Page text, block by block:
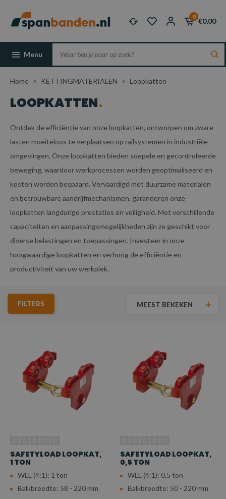
0
€0,00
Menu
Home KETTINGMATERIALEN Loopkatten
LOOPKATTEN
Ontdek de efficiëntie van onze loopkatten, ontworpen om zware
lasten moeiteloos te verplaatsen op railsystemen in industriële
omgevingen. Onze loopkatten bieden soepele en gecontroleerde
beweging, waardoor werkprocessen worden geoptimaliseerd en
kosten worden bespaard. Vervaardigd met duurzame materialen
en betrouwbare aandrijfmechanismen, garanderen onze
loopkatten langdurige prestaties en veiligheid. Met verschillende
capaciteiten en aanpassingsmogelijkheden zijn ze geschikt voor
diverse belastingen en toepassingen. Investeer in onze
hoogwaardige loopkatten en verhoog de efficiëntie en
productiviteit van uw werkplek.
FILTERS MEEST BEKEKEN
SAFETYLOAD LOOPKAT,
1 TON
WLL (4:1): 1 ton
Balkbreedte: 58 - 220 mm
SAFETYLOAD LOOPKAT,
0,5 TON
WLL (4:1): 0,5 ton
Balkbreedte: 50 - 220 mm